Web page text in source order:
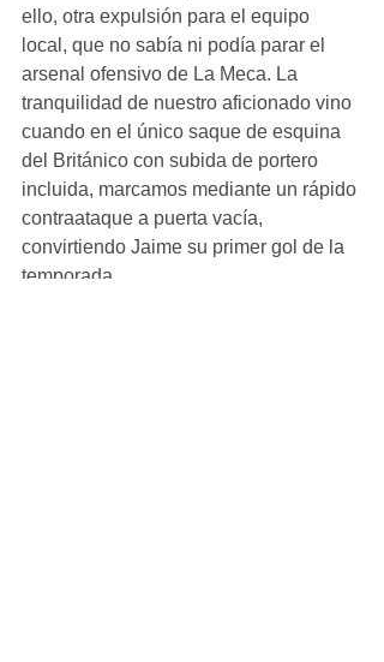
ello, otra expulsión para el equipo
local, que no sabía ni podía parar el
arsenal ofensivo de La Meca. La
tranquilidad de nuestro aficionado vino
cuando en el único saque de esquina
del Británico con subida de portero
incluida, marcamos mediante un rápido
contraataque a puerta vacía,
convirtiendo Jaime su primer gol de la
temporada.